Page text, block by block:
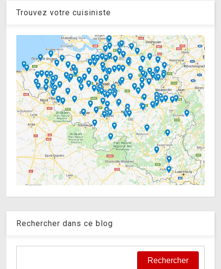
Trouvez votre cuisiniste
Rechercher dans ce blog